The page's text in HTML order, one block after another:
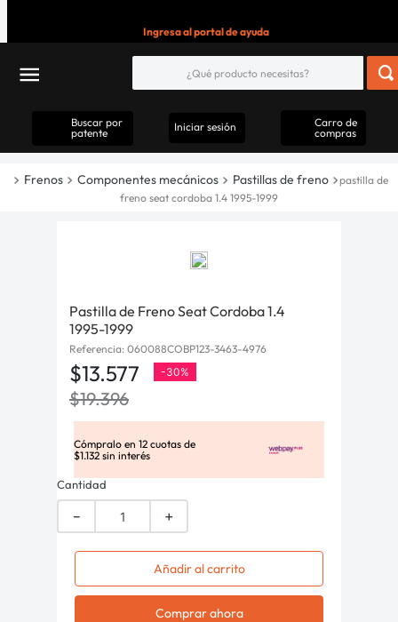
Ingresa al portal de ayuda
Buscar por
patente
Iniciar sesión
Carro de
compras
Frenos Componentes mecánicos Pastillas de freno
pastilla de
freno seat cordoba 1.4 1995-1999
Pastilla de Freno Seat Cordoba 1.4
1995-1999
Referencia: 060088COBP123-3463-4976
$13.577 -30%
$19.396
Cómpralo en 12 cuotas de
$1.132 sin interés
Cantidad
＋
－
Añadir al carrito
Comprar ahora